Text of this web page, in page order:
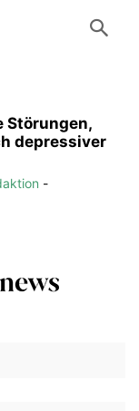
Störungen,
depressiver
-